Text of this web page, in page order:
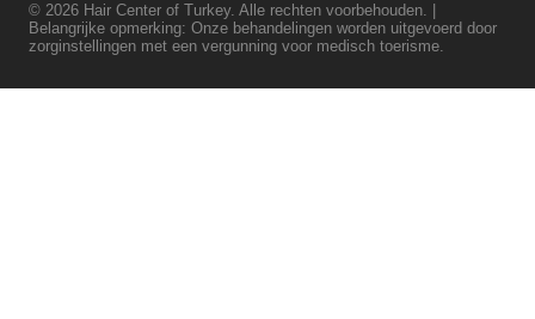
© 2026 Hair Center of Turkey. Alle rechten voorbehouden. |
Belangrijke opmerking: Onze behandelingen worden uitgevoerd door
zorginstellingen met een vergunning voor medisch toerisme.